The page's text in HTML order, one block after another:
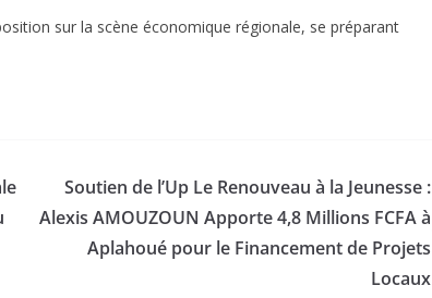
sur la scène économique régionale, se préparant
Soutien de l’Up Le Renouveau à la Jeunesse :
Alexis AMOUZOUN Apporte 4,8 Millions FCFA à
Aplahoué pour le Financement de Projets
Locaux